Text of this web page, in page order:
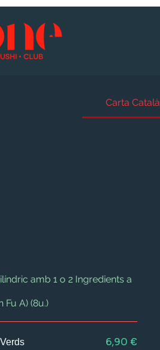
Carta Català
amb 1 o 2 Ingredients a
Fu A) (8u.)
6,90 €